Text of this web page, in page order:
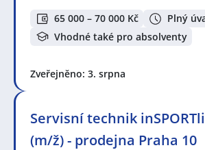
65 000 – 70 000 Kč
Plný
Vhodné také pro absolventy
Zveřejněno: 3. srpna
Servisní technik
(m/ž) - prodejna Praha 10